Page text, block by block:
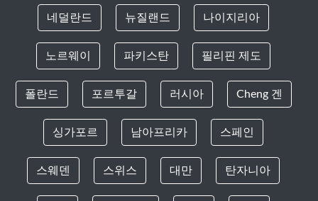
네덜란드 뉴질랜드 나이지리아
노르웨이 파키스탄 필리핀 제도
폴란드 포르투갈 러시아 Cheng 겐
싱가포르 남아프리카 스페인
스웨덴 스위스 대만 탄자니아